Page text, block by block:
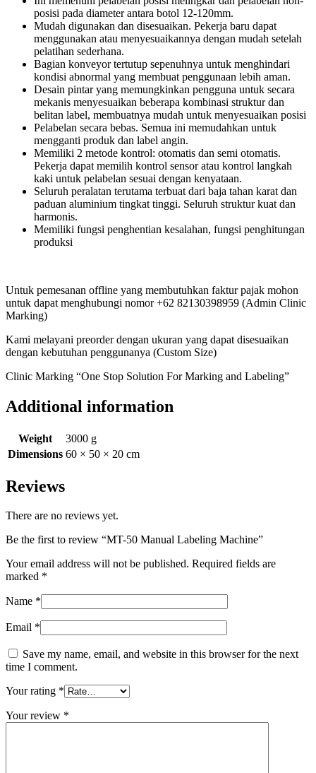
posisi pada diameter antara botol 12-120mm.
Mudah digunakan dan disesuaikan. Pekerja baru dapat
menggunakan atau menyesuaikannya dengan mudah setelah
pelatihan sederhana.
Bagian konveyor tertutup sepenuhnya untuk menghindari
kondisi abnormal yang membuat penggunaan lebih aman.
Desain pintar yang memungkinkan pengguna untuk secara
mekanis menyesuaikan beberapa kombinasi struktur dan
belitan label, membuatnya mudah untuk menyesuaikan posisi
Pelabelan secara bebas. Semua ini memudahkan untuk
mengganti produk dan label angin.
Memiliki 2 metode kontrol: otomatis dan semi otomatis.
Pekerja dapat memilih kontrol sensor atau kontrol langkah
kaki untuk pelabelan sesuai dengan kenyataan.
Seluruh peralatan terutama terbuat dari baja tahan karat dan
paduan aluminium tingkat tinggi. Seluruh struktur kuat dan
harmonis.
Memiliki fungsi penghentian kesalahan, fungsi penghitungan
produksi
Untuk pemesanan offline yang membutuhkan faktur pajak mohon
untuk dapat menghubungi nomor +62 82130398959 (Admin Clinic
Marking)
Kami melayani preorder dengan ukuran yang dapat disesuaikan
dengan kebutuhan penggunanya (Custom Size)
Clinic Marking “One Stop Solution For Marking and Labeling”
Additional information
Weight
3000 g
Dimensions 60 × 50 × 20 cm
Reviews
There are no reviews yet.
Be the first to review “MT-50 Manual Labeling Machine​”
Your email address will not be published. Required fields are
marked *
Name *
Email *
Save my name, email, and website in this browser for the next
time I comment.
Your rating *
Your review *